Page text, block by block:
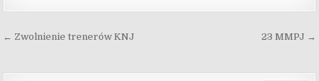
Nawigacja wpisu 23 MMPJ →
← Zwolnienie trenerów KNJ